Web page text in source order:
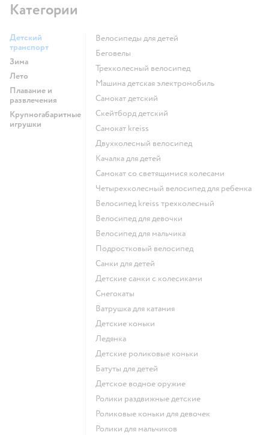
Категории
Детский
транспорт
Зима
Лето
Плавание и
развлечения
Крупногабаритные
игрушки
Велосипеды для детей
Беговелы
Трехколесный велосипед
Машина детская электромобиль
Самокат детский
Скейтборд детский
Самокат kreiss
Двухколесный велосипед
Качалка для детей
Самокат со светящимися колесами
Четырехколесный велосипед для ребенка
Велосипед kreiss трехколесный
Велосипед для девочки
Велосипед для мальчика
Подростковый велосипед
Санки для детей
Детские санки с колесиками
Снегокаты
Ватрушка для катания
Детские коньки
Ледянка
Детские роликовые коньки
Батуты для детей
Детское водное оружие
Ролики раздвижные детские
Роликовые коньки для девочек
Ролики для мальчиков